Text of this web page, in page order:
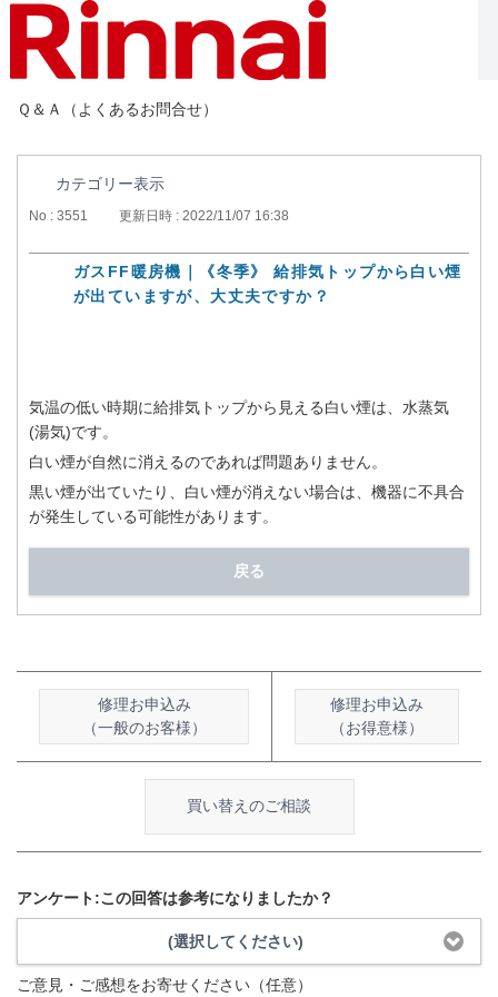
Ｑ＆Ａ（よくあるお問合せ）
カテゴリー表示
No : 3551 更新日時 : 2022/11/07 16:38
ガスFF暖房機｜《冬季》 給排気トップから白い煙
が出ていますが、大丈夫ですか？
気温の低い時期に給排気トップから見える白い煙は、水蒸気
(湯気)です。
白い煙が自然に消えるのであれば問題ありません。
黒い煙が出ていたり、白い煙が消えない場合は、機器に不具合
が発生している可能性があります。
戻る
修理お申込み
（一般のお客様）
修理お申込み
（お得意様）
買い替えのご相談
アンケート:この回答は参考になりましたか？
(選択してください)
ご意見・ご感想をお寄せください（任意）